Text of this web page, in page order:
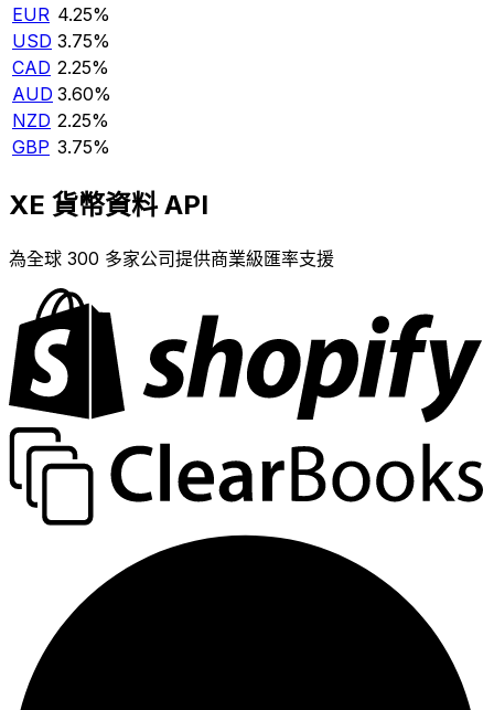
EUR 4.25%
USD 3.75%
CAD 2.25%
AUD 3.60%
NZD 2.25%
GBP 3.75%
XE 貨幣資料 API
為全球 300 多家公司提供商業級匯率支援